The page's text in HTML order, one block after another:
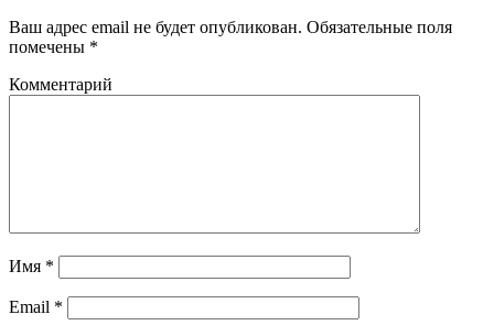
Ваш адрес email не будет опубликован. Обязательные поля
помечены *
Комментарий
Имя *
Email *